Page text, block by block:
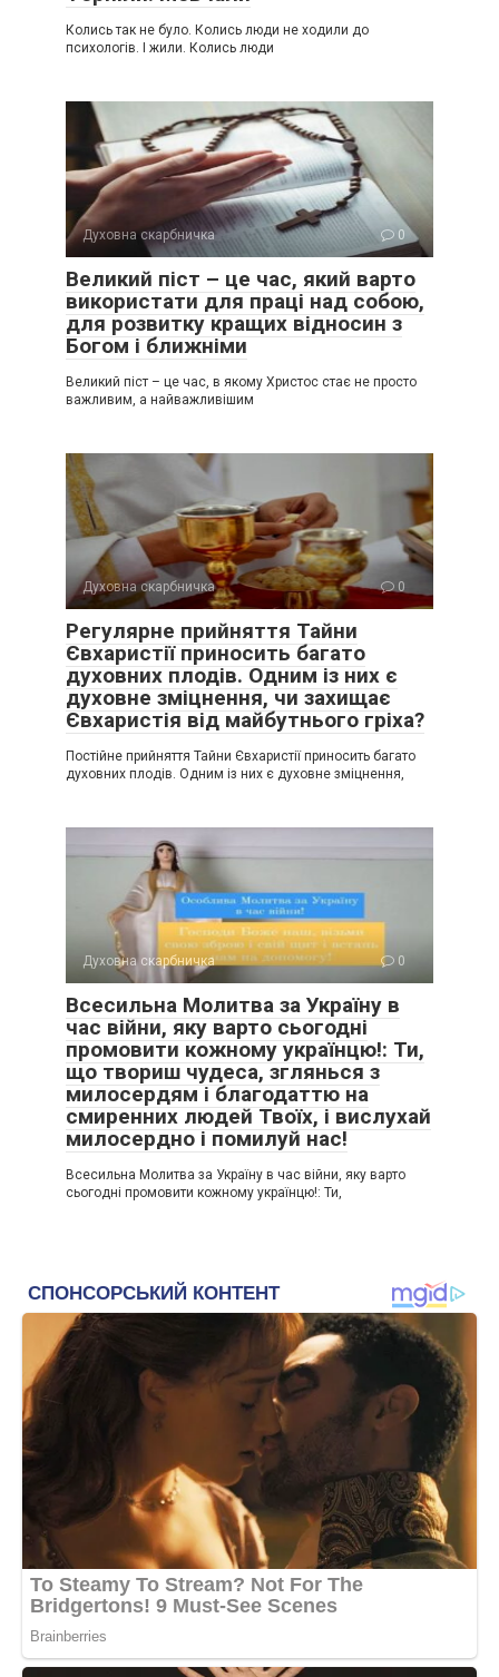
Колись так не було. Колись люди не ходили до
психологів. І жили. Колись люди
Духовна скарбничка 0
Великий піст – це час, який варто
використати для праці над собою,
для розвитку кращих відносин з
Богом і ближніми
Великий піст – це час, в якому Христос стає не просто
важливим, а найважливішим
Духовна скарбничка 0
Регулярне прийняття Тайни
Євхаристії приносить багато
духовних плодів. Одним із них є
духовне зміцнення, чи захищає
Євхаристія від майбутнього гріха?
Постійне прийняття Тайни Євхаристії приносить багато
духовних плодів. Одним із них є духовне зміцнення,
Духовна скарбничка 0
Всесильна Молитва за Україну в
час війни, яку варто сьогодні
промовити кожному українцю!: Ти,
що твориш чудеса, зглянься з
милосердям і благодаттю на
смиренних людей Твоїх, і вислухай
милосердно і помилуй нас!
Всесильна Молитва за Україну в час війни, яку варто
сьогодні промовити кожному українцю!: Ти,